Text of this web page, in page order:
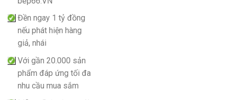
Đền ngay 1 tỷ đồng
nếu phát hiện hàng
giả, nhái
Với gần 20.000 sản
phẩm đáp ứng tối đa
nhu cầu mua sắm